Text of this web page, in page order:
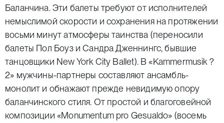
Баланчина. Эти балеты требуют от исполнителей
немыслимой скорости и сохранения на протяжении
восьми минут атмосферы таинства (переносили
балеты Пол Боуз и Сандра Дженнингс, бывшие
танцовщики New York City Ballet). В «Kammermusik ?
2» мужчины-партнеры составляют ансамбль-
монолит и обнажают прежде невидимую опору
баланчинского стиля. От простой и благоговейной
композиции «Monumentum pro Gesualdo» (восемь